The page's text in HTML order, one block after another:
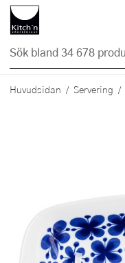
Hopp till huvudinnehållet
Huvudsidan Servering